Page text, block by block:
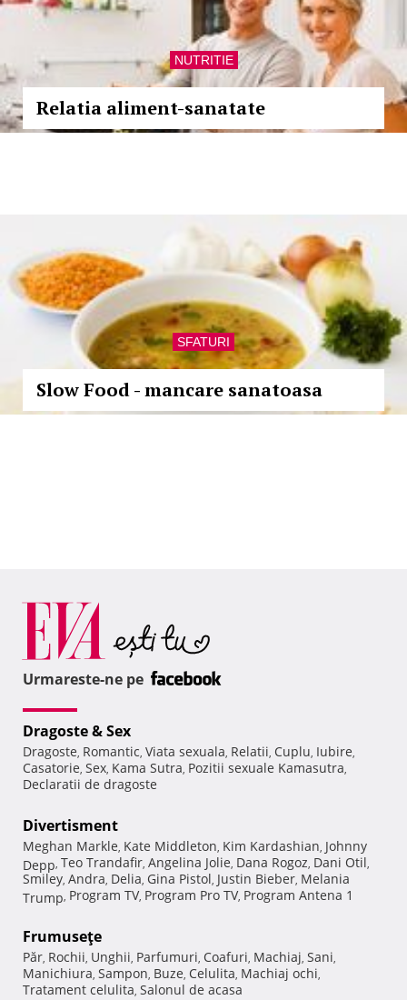
NUTRITIE
Relatia aliment-sanatate
SFATURI
Slow Food - mancare sanatoasa
Urmareste-ne pe
Dragoste & Sex
Dragoste, Romantic, Viata sexuala, Relatii, Cuplu, Iubire,
Casatorie, Sex, Kama Sutra, Pozitii sexuale Kamasutra,
Declaratii de dragoste
Divertisment
Meghan Markle, Kate Middleton, Kim Kardashian, Johnny
Depp, Teo Trandafir, Angelina Jolie, Dana Rogoz, Dani Otil,
Smiley, Andra, Delia, Gina Pistol, Justin Bieber, Melania
Trump, Program TV, Program Pro TV, Program Antena 1
Frumuseţe
Păr, Rochii, Unghii, Parfumuri, Coafuri, Machiaj, Sani,
Manichiura, Sampon, Buze, Celulita, Machiaj ochi,
Tratament celulita, Salonul de acasa